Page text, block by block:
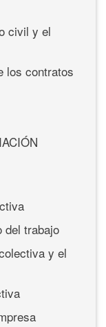
civil y el
los contratos
del trabajo
y el